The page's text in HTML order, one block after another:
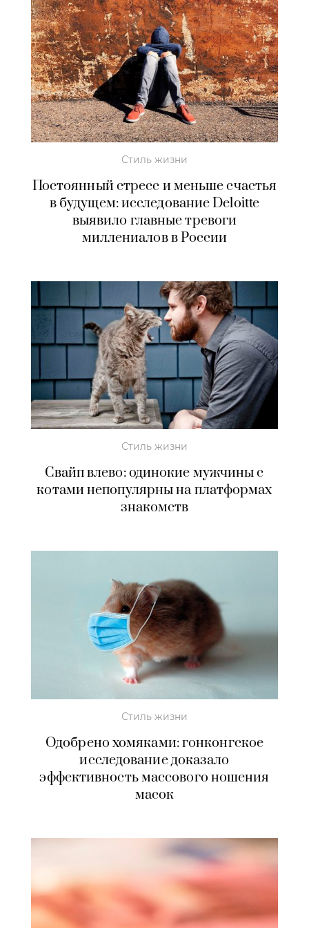
Стиль жизни
Постоянный стресс и меньше счастья
в будущем: исследование Deloitte
выявило главные тревоги
миллениалов в России
Стиль жизни
Свайп влево: одинокие мужчины с
котами непопулярны на платформах
знакомств
Стиль жизни
Одобрено хомяками: гонконгское
исследование доказало
эффективность массового ношения
масок